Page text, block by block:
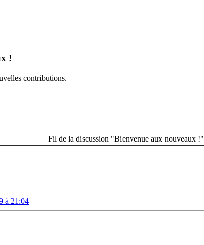
!
contributions.
Fil de la discussion "Bienvenue aux nouveaux !"
à 21:04